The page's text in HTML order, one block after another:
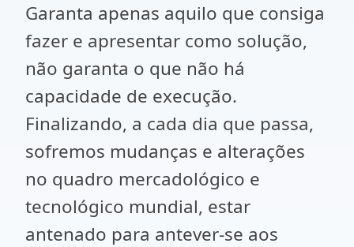
Garanta apenas aquilo que consiga
fazer e apresentar como solução,
não garanta o que não há
capacidade de execução.
Finalizando, a cada dia que passa,
sofremos mudanças e alterações
no quadro mercadológico e
tecnológico mundial, estar
antenado para antever-se aos